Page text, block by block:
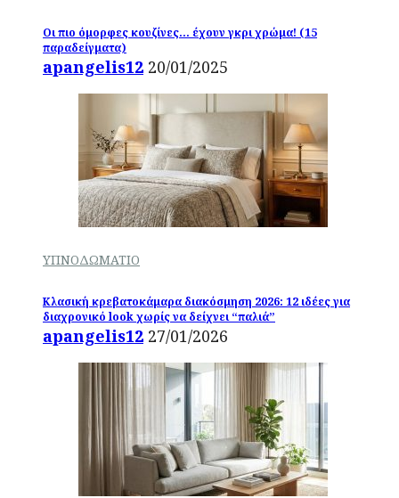
Οι πιο όμορφες κουζίνες… έχουν γκρι χρώμα! (15
παραδείγματα)
apangelis12 20/01/2025
ΥΠΝΟΔΩΜΑΤΙΟ
Κλασική κρεβατοκάμαρα διακόσμηση 2026: 12 ιδέες για
διαχρονικό look χωρίς να δείχνει “παλιά”
apangelis12 27/01/2026